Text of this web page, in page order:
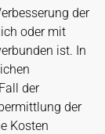
der
oder mit
ist. In
der
der
Kosten